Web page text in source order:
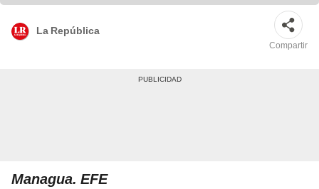
La República
Compartir
Managua. EFE